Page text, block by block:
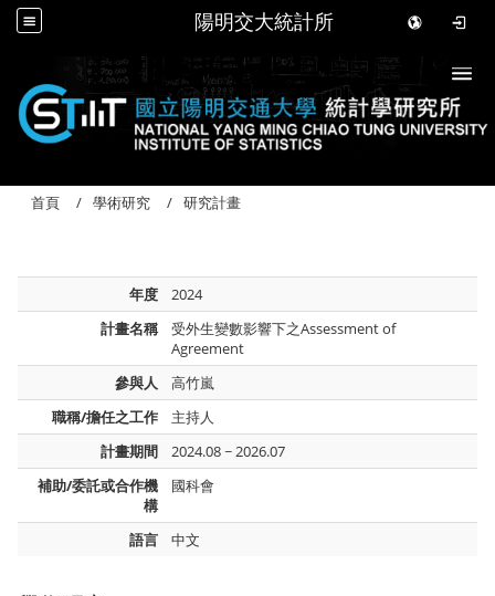
陽明交大統計所
首頁 學術研究 研究計畫
年度
2024
計畫名稱
受外生變數影響下之Assessment of
Agreement
參與人
高竹嵐
職稱/擔任之工作
主持人
計畫期間
2024.08 ~ 2026.07
補助/委託或合作機
構
國科會
語言 中文